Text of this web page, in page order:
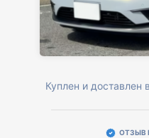
Куплен и доставлен
ОТЗЫВ